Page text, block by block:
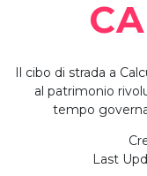
Il cibo di strada a
al patrimonio
tempo
Last